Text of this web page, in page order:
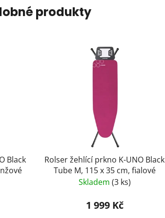
produkty
Black
Rolser žehlící prkno K-UNO Black
Tube M, 115 x 35 cm, fialové
Skladem (3 ks)
1 999 Kč